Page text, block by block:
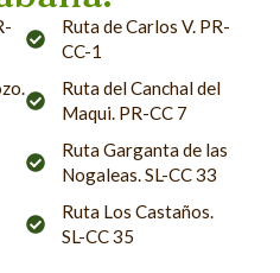
Ruta de Carlos V. PR-
CC-1
Ruta del Canchal del
Maqui. PR-CC 7
Ruta Garganta de las
Nogaleas. SL-CC 33
Ruta Los Castaños.
SL-CC 35